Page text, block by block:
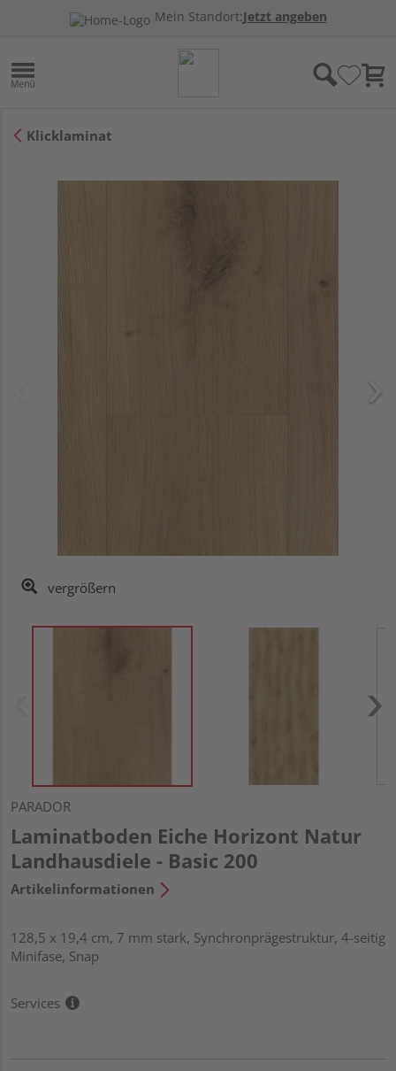
Mein Standort:Jetzt angeben
Klicklaminat
vergrößern
PARADOR
Laminatboden Eiche Horizont Natur
Landhausdiele - Basic 200
Artikelinformationen
128,5 x 19,4 cm, 7 mm stark, Synchronprägestruktur, 4-seitig
Minifase, Snap
Services